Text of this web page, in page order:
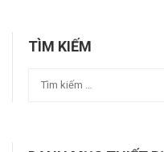
TÌM KIẾM